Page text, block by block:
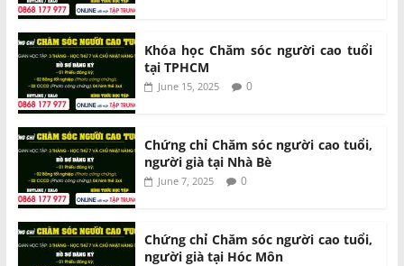
Khóa học Chăm sóc người cao tuổi
tại TPHCM
June 15, 2025 0
Chứng chỉ Chăm sóc người cao tuổi,
người già tại Nhà Bè
June 7, 2025 0
Chứng chỉ Chăm sóc người cao tuổi,
người già tại Hóc Môn